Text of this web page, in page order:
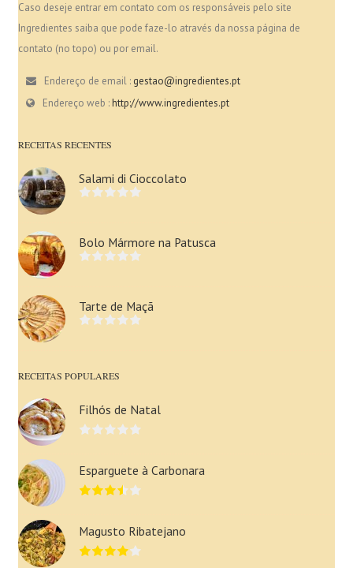
Caso deseje entrar em contato com os responsáveis pelo site
Ingredientes saiba que pode faze-lo através da nossa página de
contato (no topo) ou por email.
Endereço de email : gestao@ingredientes.pt
Endereço web :http://www.ingredientes.pt
RECEITAS RECENTES
Salami di Cioccolato
Bolo Mármore na Patusca
Tarte de Maçã
RECEITAS POPULARES
Filhós de Natal
Esparguete à Carbonara
Magusto Ribatejano